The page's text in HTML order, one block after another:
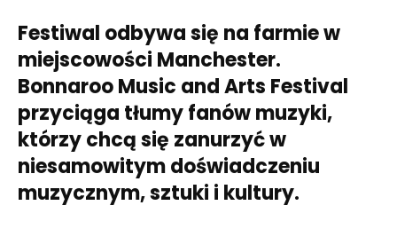
Festiwal odbywa się na farmie w
miejscowości Manchester.
Bonnaroo Music and Arts Festival
przyciąga tłumy fanów muzyki,
którzy chcą się zanurzyć w
niesamowitym doświadczeniu
muzycznym, sztuki i kultury.